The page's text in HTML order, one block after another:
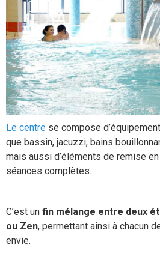
Le centre se compose
que bassin, jacuzzi, bains
mais aussi d’éléments de remise
séances complètes.
C’est un fin mélange entre deux
ou Zen, permettant ainsi à chacun
envie.